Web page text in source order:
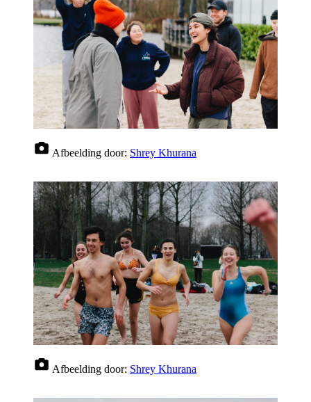
Afbeelding door: Shrey Khurana
Afbeelding door: Shrey Khurana